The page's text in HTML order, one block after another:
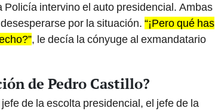
intervino el auto presidencial. Ambas
por la situación. “¡Pero qué has
, le decía la cónyuge al exmandatario
de Pedro Castillo?
de la escolta presidencial, el jefe de la